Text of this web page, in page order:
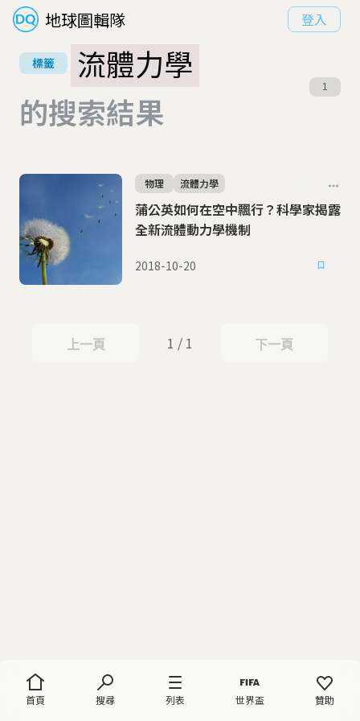
地球圖輯隊 登入
首頁 搜尋 列表 世界盃 贊助
標籤
流體力學
的搜索結果
1
蒲公英如何在空中飄行？科學家揭露
全新流體動力學機制
物理 流體力學
2018-10-20
上一頁
上一頁 1 / 1 下一頁
下一頁